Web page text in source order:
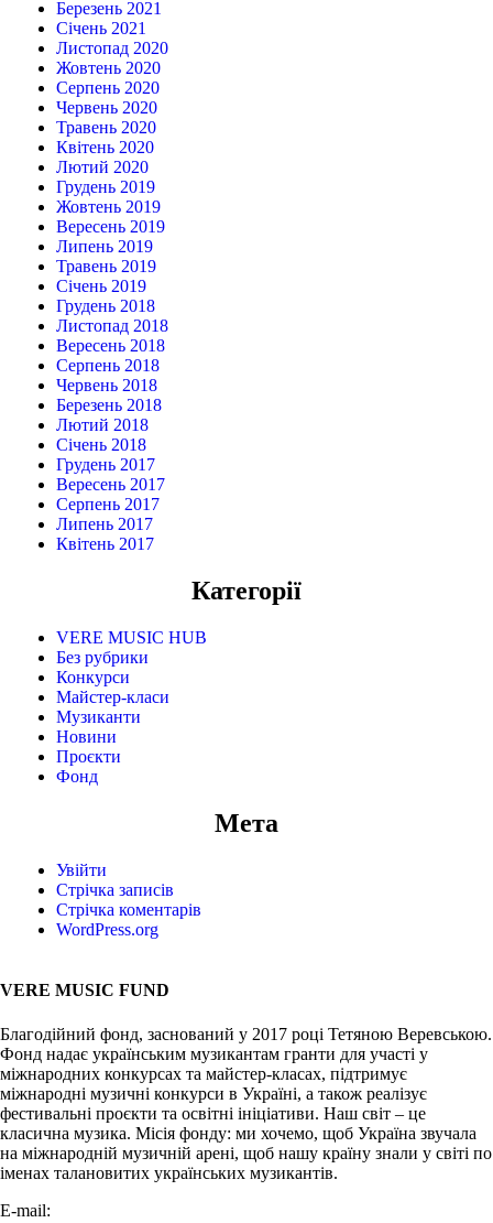
Березень 2021
Січень 2021
Листопад 2020
Жовтень 2020
Серпень 2020
Червень 2020
Травень 2020
Квітень 2020
Лютий 2020
Грудень 2019
Жовтень 2019
Вересень 2019
Липень 2019
Травень 2019
Січень 2019
Грудень 2018
Листопад 2018
Вересень 2018
Серпень 2018
Червень 2018
Березень 2018
Лютий 2018
Січень 2018
Грудень 2017
Вересень 2017
Серпень 2017
Липень 2017
Квітень 2017
Категорії
VERE MUSIC HUB
Без рубрики
Конкурси
Майстер-класи
Музиканти
Новини
Проєкти
Фонд
Мета
Увійти
Стрічка записів
Стрічка коментарів
WordPress.org
VERE MUSIC FUND
Благодійний фонд, заснований у 2017 році Тетяною Веревською.
Фонд надає українським музикантам гранти для участі у
міжнародних конкурсах та майстер-класах, підтримує
міжнародні музичні конкурси в Україні, а також реалізує
фестивальні проєкти та освітні ініціативи. Наш світ – це
класична музика. Місія фонду: ми хочемо, щоб Україна звучала
на міжнародній музичній арені, щоб нашу країну знали у світі по
іменах талановитих українських музикантів.
E-mail: